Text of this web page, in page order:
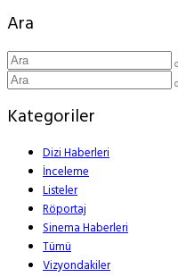
Ara
Kategoriler
Dizi Haberleri
İnceleme
Listeler
Röportaj
Sinema Haberleri
Tümü
Vizyondakiler